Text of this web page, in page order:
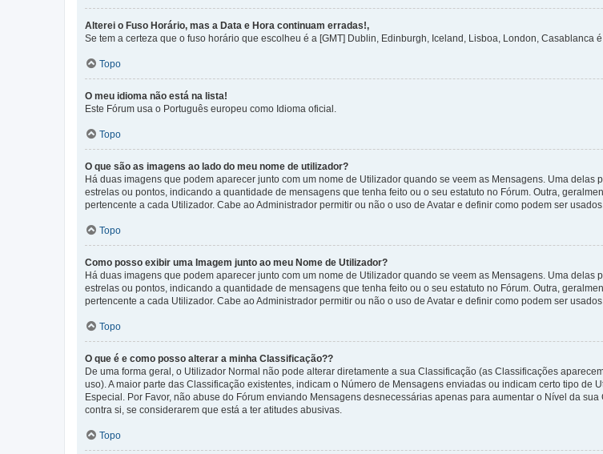
Alterei o Fuso Horário, mas a Data e Hora continuam erradas!,
Se tem a certeza que o fuso horário que escolheu é a [GMT] Dublin, Edinburgh, Iceland, Lisboa, London, Casablanca
Topo
O meu idioma não está na lista!
Este Fórum usa o Português europeu como Idioma oficial.
Topo
O que são as imagens ao lado do meu nome de utilizador?
Há duas imagens que podem aparecer junto com um nome de Utilizador quando se veem as Mensagens. Uma
estrelas ou pontos, indicando a quantidade de mensagens que tenha feito ou o seu estatuto no Fórum. Outra,
pertencente a cada Utilizador. Cabe ao Administrador permitir ou não o uso de Avatar e definir como podem ser
Topo
Como posso exibir uma Imagem junto ao meu Nome de Utilizador?
Há duas imagens que podem aparecer junto com um nome de Utilizador quando se veem as Mensagens. Uma
estrelas ou pontos, indicando a quantidade de mensagens que tenha feito ou o seu estatuto no Fórum. Outra,
pertencente a cada Utilizador. Cabe ao Administrador permitir ou não o uso de Avatar e definir como podem ser
Topo
O que é e como posso alterar a minha Classificação??
De uma forma geral, o Utilizador Normal não pode alterar diretamente a sua Classificação (as Classificações
uso). A maior parte das Classificação existentes, indicam o Número de Mensagens enviadas ou indicam certo tipo
Especial. Por Favor, não abuse do Fórum enviando Mensagens desnecessárias apenas para aumentar o Nível da
contra si, se considerarem que está a ter atitudes abusivas.
Topo